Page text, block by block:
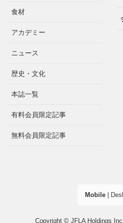
食材
アカデミー
ニュース
歴史・文化
本誌一覧
有料会員限定記事
無料会員限定記事
Mobile|
Copyright © JFLA Holdings